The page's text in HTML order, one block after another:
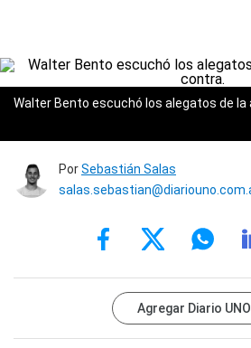
Walter Bento escuchó los alegatos de la
PorSebastián Salas
Agregar Diario